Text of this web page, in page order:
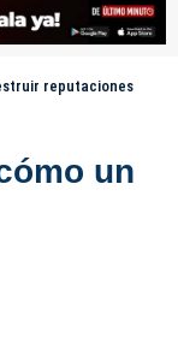
reputaciones
un